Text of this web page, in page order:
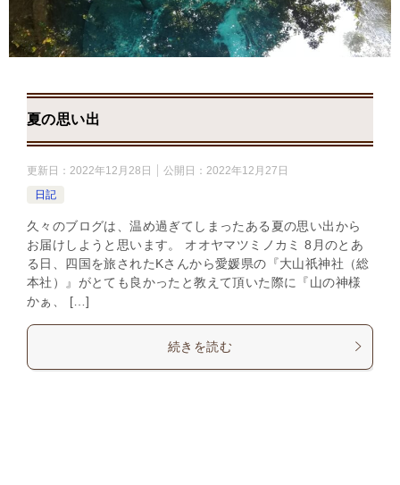
夏の思い出
更新日： 2022年12月28日 公開日： 2022年12月27日
日記
久々のブログは、温め過ぎてしまったある夏の思い出から
お届けしようと思います。 オオヤマツミノカミ 8月のとあ
る日、四国を旅されたKさんから愛媛県の『大山祇神社（総
本社）』がとても良かったと教えて頂いた際に『山の神様
かぁ、 […]
続きを読む